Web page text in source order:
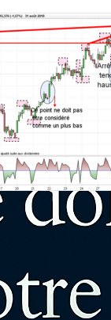
détecter les
et de